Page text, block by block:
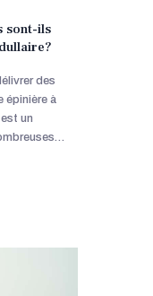
sont-ils
des
épinière à
un